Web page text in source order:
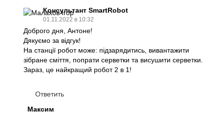
Консультант SmartRobot
01.11.2022 в 10:32
Доброго дня, Антоне!
Дякуємо за відгук!
На станції робот може: підзарядитись, вивантажити
зібране сміття, попрати серветки та висушити серветки.
Зараз, це найкращий робот 2 в 1!
Ответить
Максим